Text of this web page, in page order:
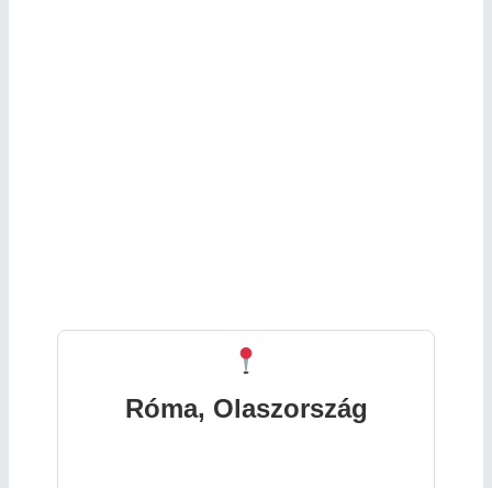
Róma, Olaszország